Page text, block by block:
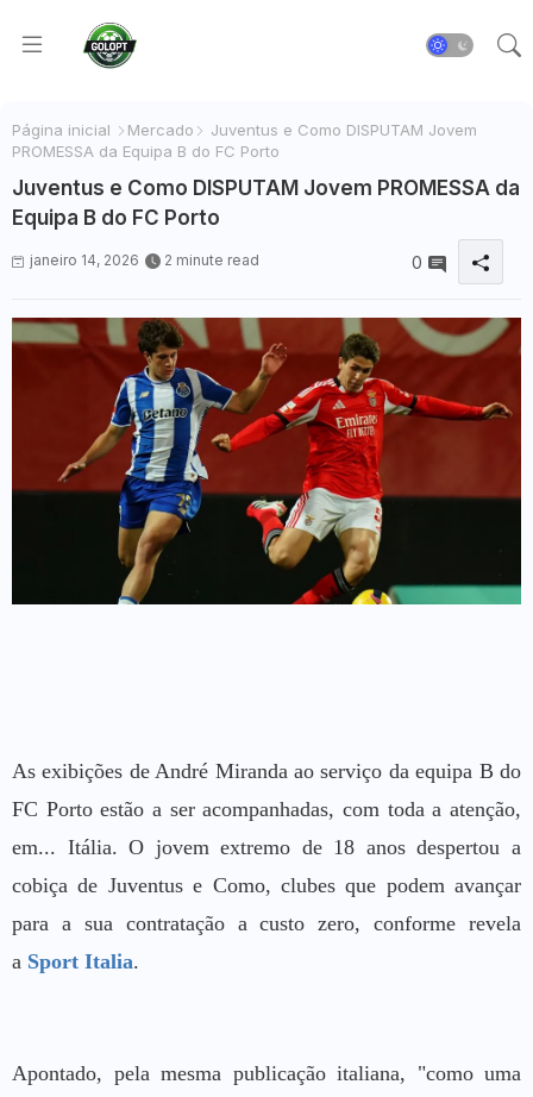
Página inicial Mercado
Juventus e Como DISPUTAM Jovem
PROMESSA da Equipa B do FC Porto
Juventus e Como DISPUTAM Jovem PROMESSA da
Equipa B do FC Porto
janeiro 14, 2026 2 minute read 0
As exibições de André Miranda ao serviço da equipa B do
FC Porto estão a ser acompanhadas, com toda a atenção,
em... Itália. O jovem extremo de 18 anos despertou a
cobiça de Juventus e Como, clubes que podem avançar
para a sua contratação a custo zero, conforme revela
a Sport Italia.
Apontado, pela mesma publicação italiana, "como uma